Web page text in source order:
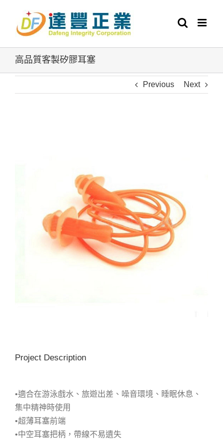
content
高品質客製矽膠耳塞
Previous Next
Project Description
•適合在游泳戲水、旅遊出差、噪音環境、睡眠休息、
集中精神時使用
•超薄耳塞前端
•中空耳塞把柄，帶線不易遺失